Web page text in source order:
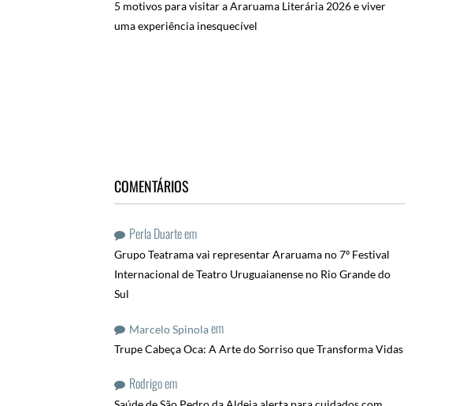
5 motivos para visitar a Araruama Literária 2026 e viver
uma experiência inesquecível
COMENTÁRIOS
Perla Duarteem
Grupo Teatrama vai representar Araruama no 7º Festival
Internacional de Teatro Uruguaianense no Rio Grande do
Sul
Marcelo Spinolaem
Trupe Cabeça Oca: A Arte do Sorriso que Transforma Vidas
Rodrigoem